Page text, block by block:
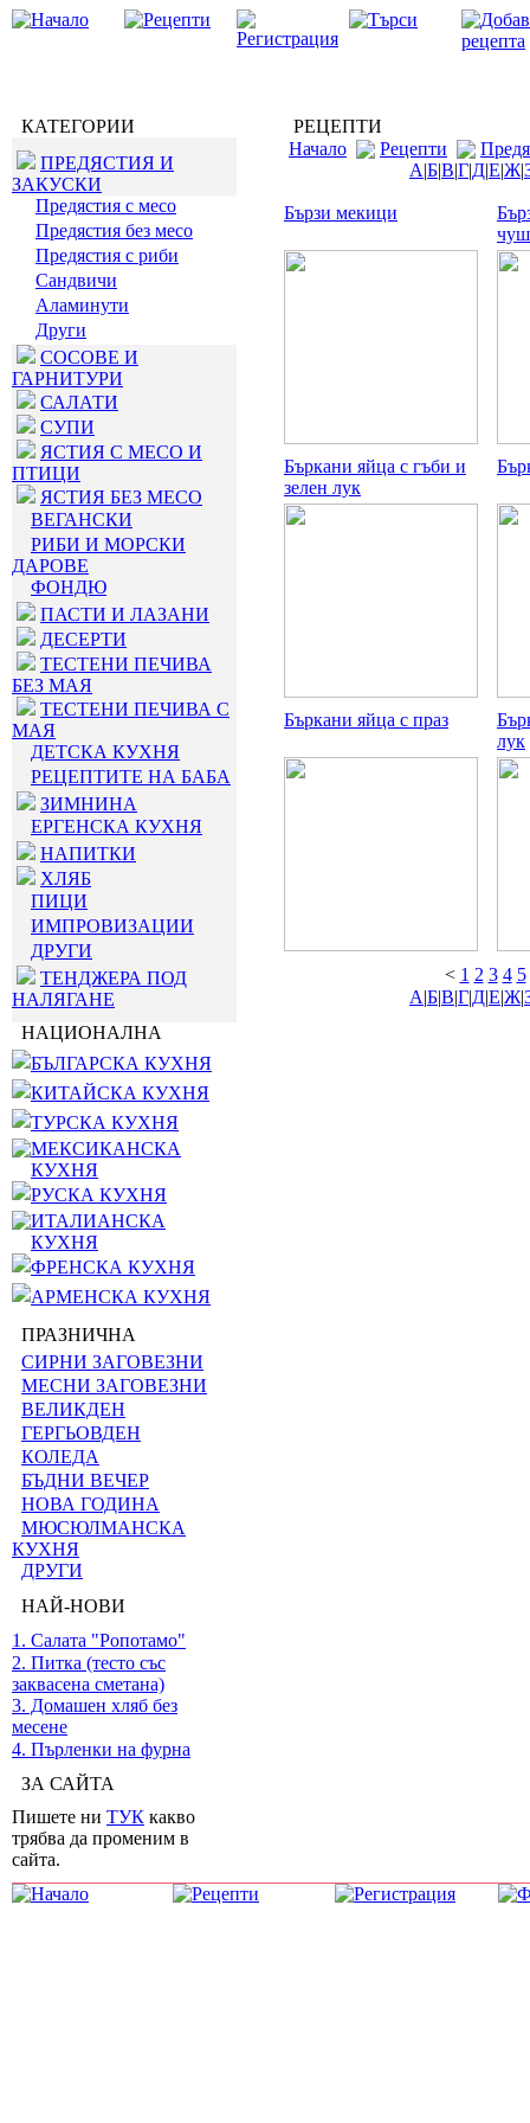
КАТЕГОРИИ
ПРЕДЯСТИЯ И
ЗАКУСКИ
Предястия с месо
Предястия без месо
Предястия с риби
Сандвичи
Аламинути
Други
СОСОВЕ И
ГАРНИТУРИ
САЛАТИ
СУПИ
ЯСТИЯ С МЕСО И
ПТИЦИ
ЯСТИЯ БЕЗ МЕСО
ВЕГАНСКИ
РИБИ И МОРСКИ
ДАРОВЕ
ФОНДЮ
ПАСТИ И ЛАЗАНИ
ДЕСЕРТИ
ТЕСТЕНИ ПЕЧИВА
БЕЗ МАЯ
ТЕСТЕНИ ПЕЧИВА С
МАЯ
ДЕТСКА КУХНЯ
РЕЦЕПТИТЕ НА БАБА
ЗИМНИНА
ЕРГЕНСКА КУХНЯ
НАПИТКИ
ХЛЯБ
ПИЦИ
ИМПРОВИЗАЦИИ
ДРУГИ
ТЕНДЖЕРА ПОД
НАЛЯГАНЕ
НАЦИОНАЛНА
БЪЛГАРСКА КУХНЯ
КИТАЙСКА КУХНЯ
ТУРСКА КУХНЯ
МЕКСИКАНСКА
КУХНЯ
РУСКА КУХНЯ
ИТАЛИАНСКА
КУХНЯ
ФРЕНСКА КУХНЯ
АРМЕНСКА КУХНЯ
ПРАЗНИЧНА
СИРНИ ЗАГОВЕЗНИ
МЕСНИ ЗАГОВЕЗНИ
ВЕЛИКДЕН
ГЕРГЬОВДЕН
КОЛЕДА
БЪДНИ ВЕЧЕР
НОВА ГОДИНА
МЮСЮЛМАНСКА
КУХНЯ
ДРУГИ
НАЙ-НОВИ
1. Салата "Ропотамо"
2. Питка (тесто със
заквасена сметана)
3. Домашен хляб без
месене
4. Пърленки на фурна
ЗА САЙТА
Пишете ни ТУК какво
трябва да променим в
сайта.
РЕЦЕПТИ
Начало
Рецепти
А|Б|В|Г|Д|Е|Ж|
Бързи мекици
Бъркани яйца с гъби и
зелен лук
Бъркани яйца с праз
лук
< 1 2 3 4 5
А|Б|В|Г|Д|Е|Ж|